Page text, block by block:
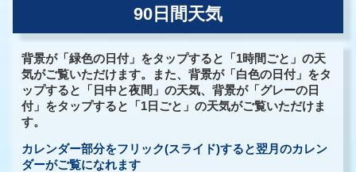
90日間天気
背景が「緑色の日付」をタップすると「1時間ごと」の天
気がご覧いただけます。また、背景が「白色の日付」をタ
ップすると「日中と夜間」の天気、背景が「グレーの日
付」をタップすると「1日ごと」の天気がご覧いただけま
す。
カレンダー部分をフリック(スライド)すると翌月のカレン
ダーがご覧になれます